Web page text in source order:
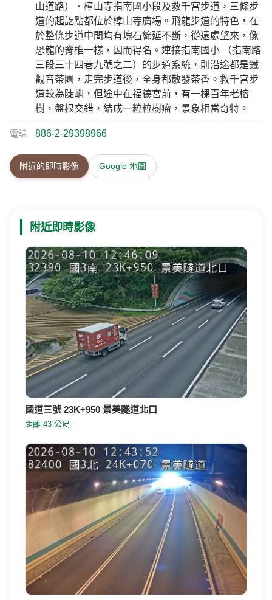
山道路）、樟山寺指南國小段及救千宮步道，三條步
道的起訖點都位於樟山寺廣場。飛龍步道的特色，在
於整條步道中間均有塊石綿延不斷，從遠處望來，像
恐龍的脊椎一樣，因而得名。連接指南國小 （指南路
三段三十四巷九號之二）的步道系統，則沿途都是鐵
觀音茶園，走完步道後，全身都散發茶香。救千宮步
道較為陡峭，但途中在福德宮前，有一棵百年老榕
樹，盤根交錯，結成一粒粒樹瘤，景象相當奇特。
電話 886-2-29398966
附近的即時影像 Google 地圖
附近即時影像
國道三號 23K+950 景美隧道北口
距離 43 公尺